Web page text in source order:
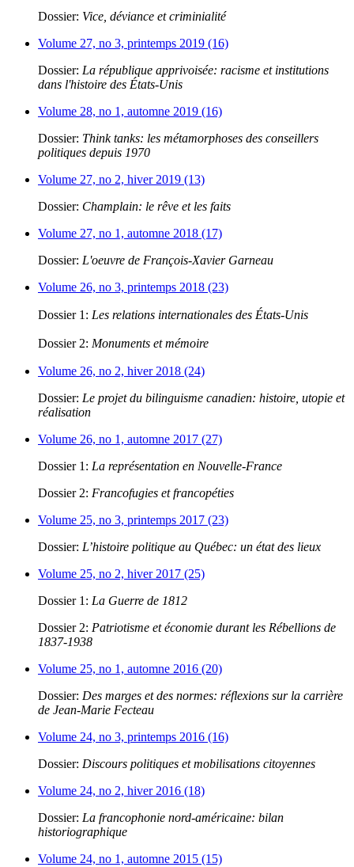
Dossier: Vice, déviance et criminialité
Volume 27, no 3, printemps 2019 (16)
Dossier: La république apprivoisée: racisme et institutions
dans l'histoire des États-Unis
Volume 28, no 1, automne 2019 (16)
Dossier: Think tanks: les métamorphoses des conseillers
politiques depuis 1970
Volume 27, no 2, hiver 2019 (13)
Dossier: Champlain: le rêve et les faits
Volume 27, no 1, automne 2018 (17)
Dossier: L'oeuvre de François-Xavier Garneau
Volume 26, no 3, printemps 2018 (23)
Dossier 1: Les relations internationales des États-Unis
Dossier 2: Monuments et mémoire
Volume 26, no 2, hiver 2018 (24)
Dossier: Le projet du bilinguisme canadien: histoire, utopie et
réalisation
Volume 26, no 1, automne 2017 (27)
Dossier 1: La représentation en Nouvelle-France
Dossier 2: Francofugies et francopéties
Volume 25, no 3, printemps 2017 (23)
Dossier: L’histoire politique au Québec: un état des lieux
Volume 25, no 2, hiver 2017 (25)
Dossier 1: La Guerre de 1812
Dossier 2: Patriotisme et économie durant les Rébellions de
1837-1938
Volume 25, no 1, automne 2016 (20)
Dossier: Des marges et des normes: réflexions sur la carrière
de Jean-Marie Fecteau
Volume 24, no 3, printemps 2016 (16)
Dossier: Discours politiques et mobilisations citoyennes
Volume 24, no 2, hiver 2016 (18)
Dossier: La francophonie nord-américaine: bilan
historiographique
Volume 24, no 1, automne 2015 (15)